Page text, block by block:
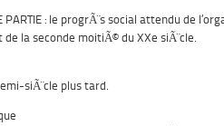
PARTIE : le progrÃ¨s social attendu de
la seconde moitiÃ© du XXe siÃ¨cle.
siÃ¨cle plus tard.